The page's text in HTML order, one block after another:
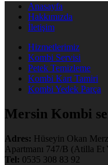
Anasayfa
Hakkımızda
İletişim
Hizmetlerimiz
Kombi Servisi
Petek Temizleme
Kombi Kart Tamiri
Kombi Yedek Parça
Mersin Kombi
Adres: Hüseyin Okan
Apartmanı 747/B (Atilla Et
Tel: 0535 308 83 92